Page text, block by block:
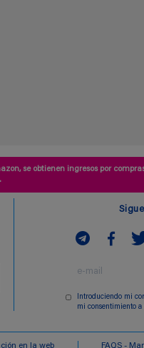
se obtienen ingresos por
Introduciendo mi
mi consentimiento
en la web FAQS -